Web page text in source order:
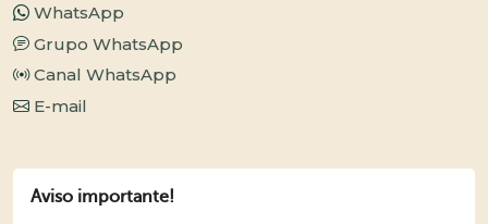
WhatsApp
Grupo WhatsApp
Canal WhatsApp
E-mail
Aviso importante!